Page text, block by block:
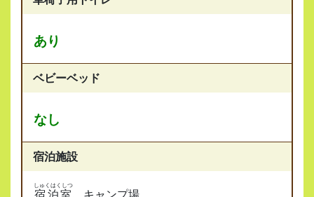
あり
ベビーベッド
なし
宿泊施設
しゅくはくしつ